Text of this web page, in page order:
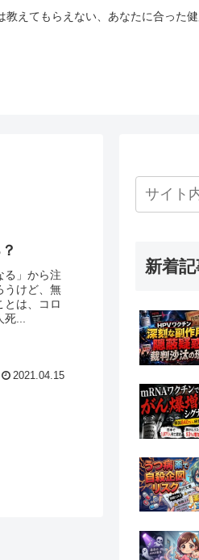
えてもらえない、あなたに合った健
る」から注
うけど、無
とは、コロ
死...
2021.04.15
新着